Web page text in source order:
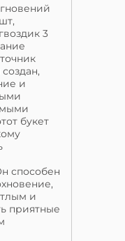
3
и
букет
способен
и
приятные